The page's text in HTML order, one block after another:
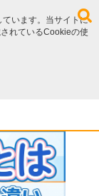
います。当サイトに
れているCookieの使